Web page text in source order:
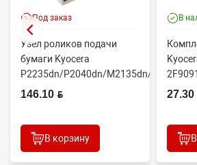
Под заказ
Узел роликов подачи
бумаги Kyocera
P2235dn/P2040dn/M2135dn/
(O...
146.10 BYN
В корзину
В
27.30